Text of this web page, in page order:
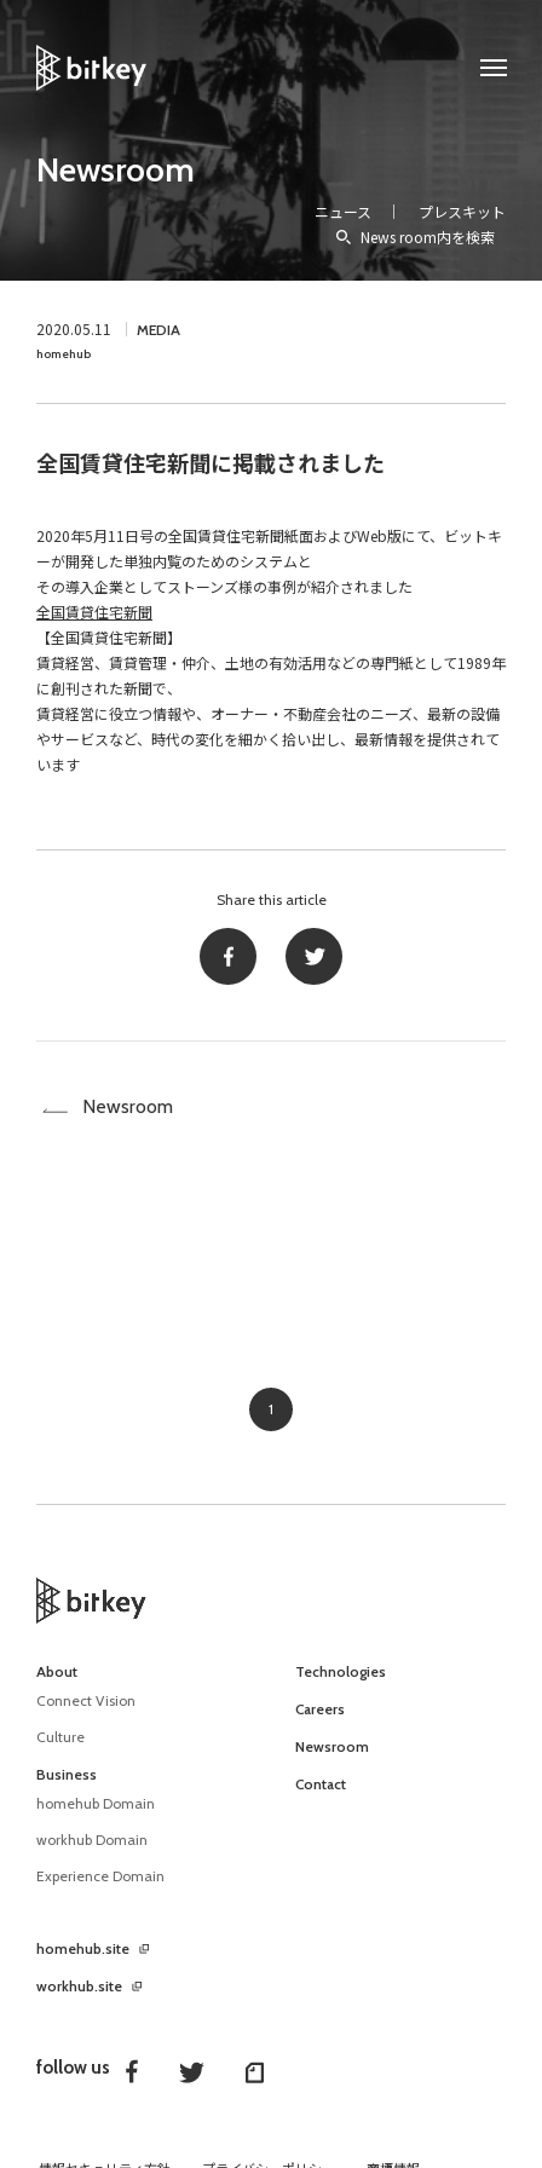
Newsroom
ニュース
プレスキット
News room内を検索
2020.05.11 MEDIA
homehub
全国賃貸住宅新聞に掲載されました
2020年5月11日号の全国賃貸住宅新聞紙面およびWeb版にて、ビットキ
ーが開発した単独内覧のためのシステムと
その導入企業としてストーンズ様の事例が紹介されました
全国賃貸住宅新聞
【全国賃貸住宅新聞】
賃貸経営、賃貸管理・仲介、土地の有効活用などの専門紙として1989年
に創刊された新聞で、
賃貸経営に役立つ情報や、オーナー・不動産会社のニーズ、最新の設備
やサービスなど、時代の変化を細かく拾い出し、最新情報を提供されて
います
Share this article
Newsroom
1
follow us
About
Connect Vision
Culture
Business
homehub Domain
workhub Domain
Experience Domain
Technologies
Careers
Newsroom
Contact
homehub.site
workhub.site